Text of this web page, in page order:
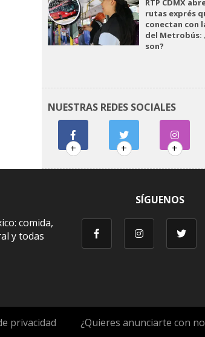
RTP CDMX
rutas exprés
conectan con
del Metrobús:
son?
NUESTRAS REDES SOCIALES
+ + +
comida,
y todas
SÍGUENOS
privacidad ¿Quieres anunciarte con